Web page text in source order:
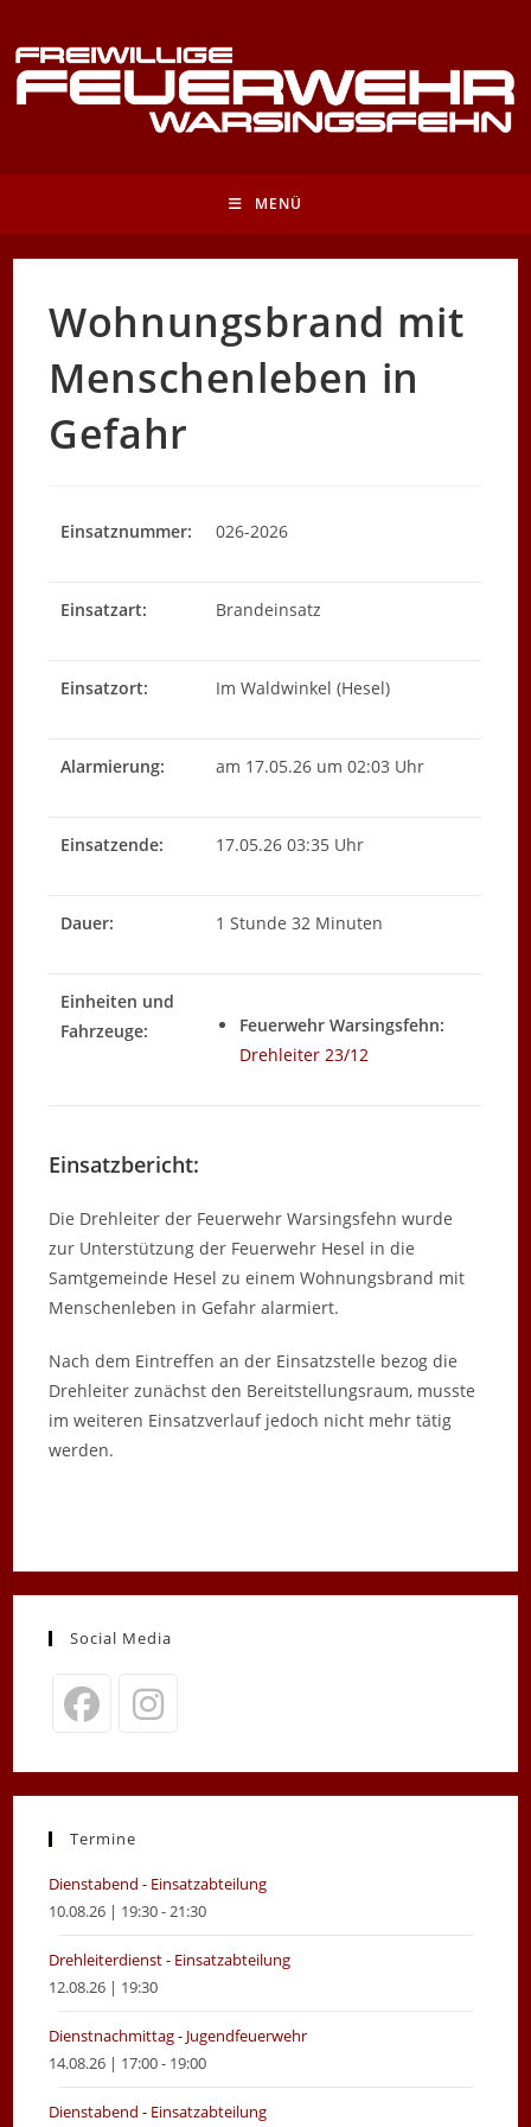
Inhalt
springen
MENÜ
Wohnungsbrand mit
Menschenleben in
Gefahr
Einsatznummer: 026-2026
Einsatzart: Brandeinsatz
Einsatzort: Im Waldwinkel (Hesel)
Alarmierung: am 17.05.26 um 02:03 Uhr
Einsatzende: 17.05.26 03:35 Uhr
Dauer: 1 Stunde 32 Minuten
Einheiten und
Fahrzeuge:
Feuerwehr Warsingsfehn:
Drehleiter 23/12
Einsatzbericht:
Die Drehleiter der Feuerwehr Warsingsfehn wurde
zur Unterstützung der Feuerwehr Hesel in die
Samtgemeinde Hesel zu einem Wohnungsbrand mit
Menschenleben in Gefahr alarmiert.
Nach dem Eintreffen an der Einsatzstelle bezog die
Drehleiter zunächst den Bereitstellungsraum, musste
im weiteren Einsatzverlauf jedoch nicht mehr tätig
werden.
Social Media
in
new
in
new
Termine
Dienstabend - Einsatzabteilung
10.08.26 | 19:30 - 21:30
Drehleiterdienst - Einsatzabteilung
12.08.26 | 19:30
Dienstnachmittag - Jugendfeuerwehr
14.08.26 | 17:00 - 19:00
Dienstabend - Einsatzabteilung